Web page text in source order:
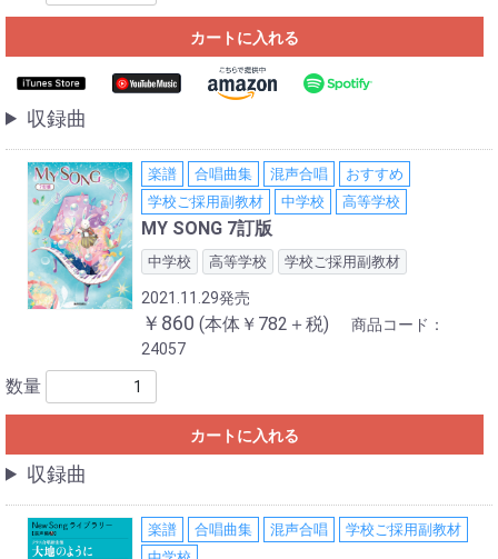
カートに入れる
収録曲
楽譜 合唱曲集 混声合唱
おすすめ
学校ご採用副教材
中学校 高等学校
MY SONG 7訂版
中学校 高等学校 学校ご採用副教材
2021.11.29発売
￥860 (本体￥782＋税)
商品コード：
24057
数量
カートに入れる
収録曲
楽譜 合唱曲集 混声合唱
学校ご採用副教材